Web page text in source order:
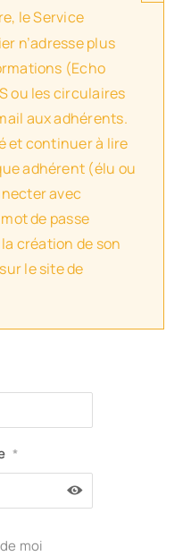
le Service
n’adresse plus
(Echo
ou les circulaires
aux adhérents.
et continuer à lire
adhérent (élu ou
avec
de passe
création de son
le site de
*
moi